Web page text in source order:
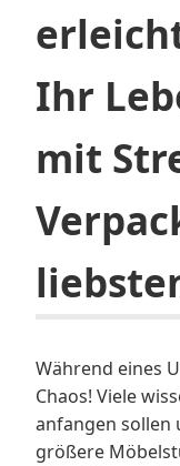
Ihr
mit
Während eines
Chaos! Viele
anfangen sollen
größere